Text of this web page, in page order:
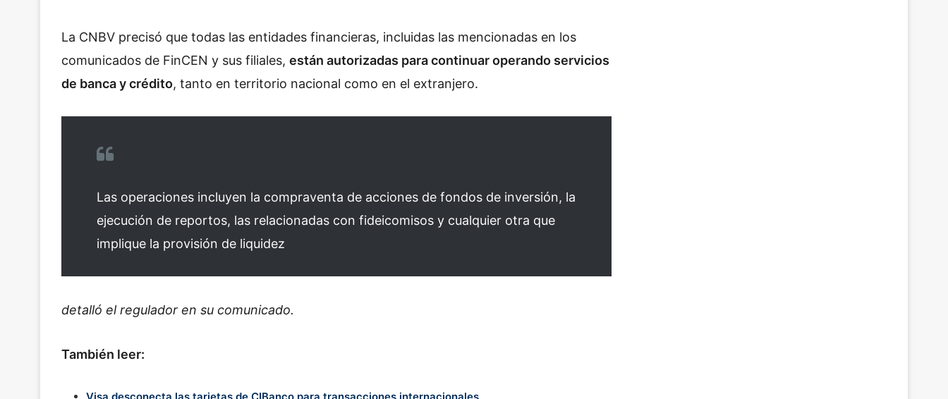
La CNBV precisó que todas las entidades financieras, incluidas las mencionadas en los
comunicados de FinCEN y sus filiales, están autorizadas para continuar operando servicios
de banca y crédito, tanto en territorio nacional como en el extranjero.
Las operaciones incluyen la compraventa de acciones de fondos de inversión, la
ejecución de reportos, las relacionadas con fideicomisos y cualquier otra que
implique la provisión de liquidez
detalló el regulador en su comunicado.
También leer: